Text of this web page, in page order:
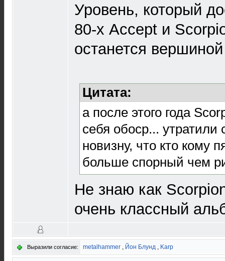
Уровень, который
80-х Accept и
останется
Цитата:
а после этого года
себя обоср... утратили
новизну, что кто кому
больше спорный чем
Не знаю как
очень классный
Выразили согласие: metalhammer , Йон Блунд , Karp